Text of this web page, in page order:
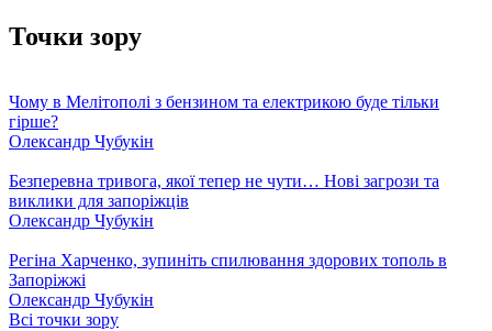
Точки зору
Чому в Мелітополі з бензином та електрикою буде тільки
гірше?
Олександр Чубукін
Безперевна тривога, якої тепер не чути… Нові загрози та
виклики для запоріжців
Олександр Чубукін
Регіна Харченко, зупиніть спилювання здорових тополь в
Запоріжжі
Олександр Чубукін
Всі точки зору